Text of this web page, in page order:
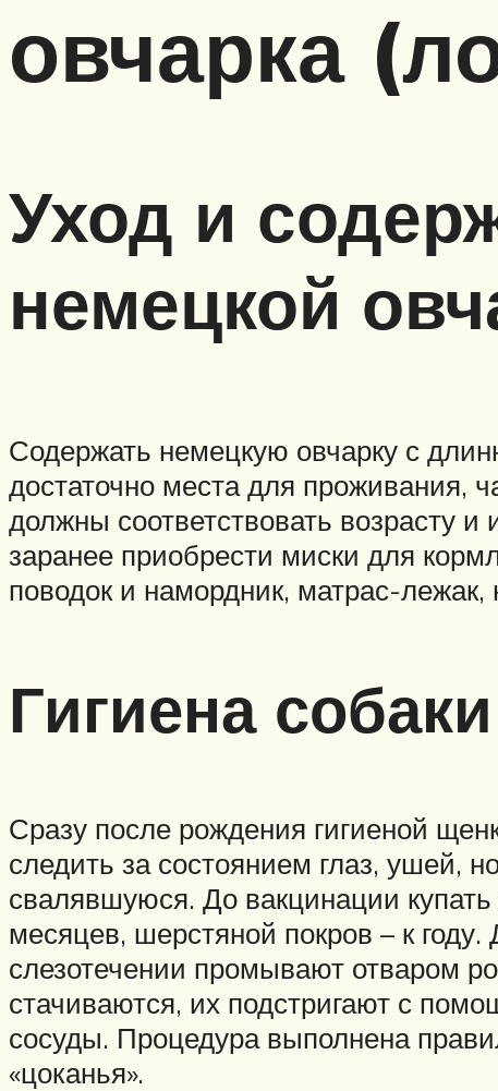
овчарка
Уход и
немецкой
Содержать немецкую овчарку с
достаточно места для проживания,
должны соответствовать возрасту
заранее приобрести миски для
поводок и намордник, матрас-лежак,
Гигиена собаки
Сразу после рождения гигиеной
следить за состоянием глаз, ушей,
свалявшуюся. До вакцинации
месяцев, шерстяной покров – к
слезотечении промывают отваром
стачиваются, их подстригают с
сосуды. Процедура выполнена
«цоканья».